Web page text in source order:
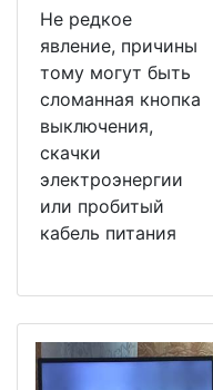
Не редкое
явление, причины
тому могут быть
сломанная кнопка
выключения,
скачки
электроэнергии
или пробитый
кабель питания